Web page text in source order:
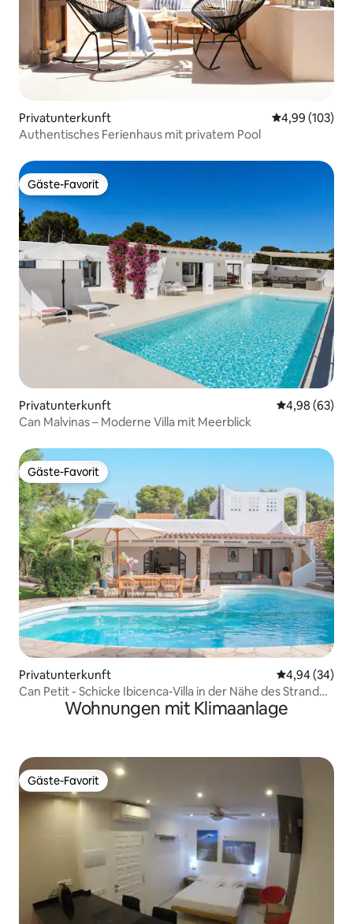
Privatunterkunft
4,99 (103)
Authentisches Ferienhaus mit privatem Pool
Gäste-Favorit
Gäste-Favorit
Privatunterkunft
4,98 (63)
Can Malvinas – Moderne Villa mit Meerblick
Gäste-Favorit
Gäste-Favorit
Privatunterkunft
4,94 (34)
Can Petit - Schicke Ibicenca-Villa in der Nähe des Strandes
Wohnungen mit Klimaanlage
Gäste-Favorit
Gäste-Favorit